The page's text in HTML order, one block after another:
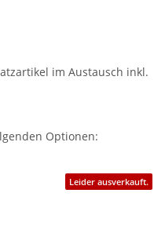
im Austausch inkl.
Optionen:
Leider ausverkauft.